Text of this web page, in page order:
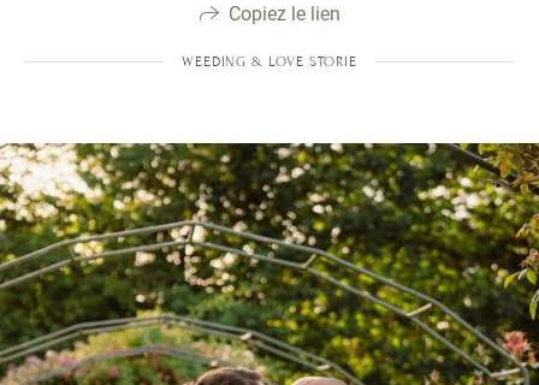
Copiez le lien
WEEDING & LOVE STORIE